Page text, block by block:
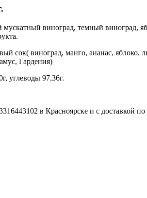
виноград, темный виноград,
сок( виноград, манго, ананас,
Гардения)
углеводы 97,36г.
в Красноярске и с доставкой